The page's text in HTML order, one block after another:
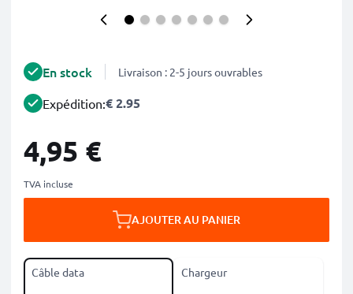
En stock Livraison : 2-5 jours ouvrables
Expédition:€ 2.95
4,95 €
TVA incluse
AJOUTER AU PANIER
Câble data Chargeur